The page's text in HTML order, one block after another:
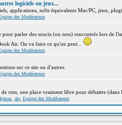
logiciels ou jeux...
applications, softs équivalents Mac/PC, jeux,
des Modérateurs
pour parler des soucis (ou non) rencontrés lors de
Air. On va faire ce qu'on peut...
des Modérateurs
sur ce site ou d'autres.
des Modérateurs
rien, une place vraiment libre pour débattre (dans
, ale, Equipe des Modérateurs